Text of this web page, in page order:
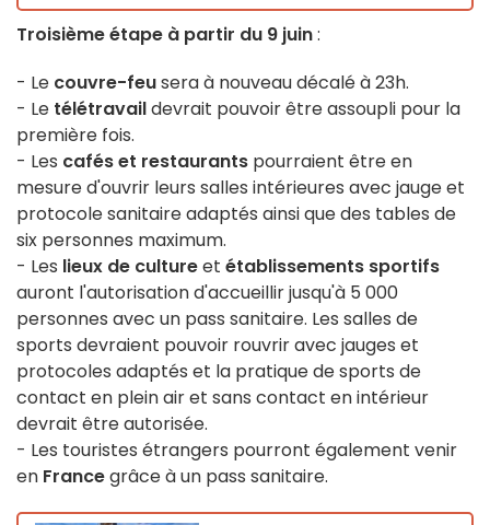
Troisième étape à partir du 9 juin:
- Le couvre-feusera à nouveau décalé à 23h.
- Le télétravaildevrait pouvoir être assoupli pour la
première fois.
- Les cafés et restaurants pourraient être en
mesure d'ouvrir leurs salles intérieures avec jauge et
protocole sanitaire adaptés ainsi que des tables de
six personnes maximum.
- Les lieux de cultureet établissements sportifs
auront l'autorisation d'accueillir jusqu'à 5 000
personnes avec un pass sanitaire. Les salles de
sports devraient pouvoir rouvrir avec jauges et
protocoles adaptés et la pratique de sports de
contact en plein air et sans contact en intérieur
devrait être autorisée.
- Les touristes étrangers pourront également venir
en Francegrâce à un pass sanitaire.